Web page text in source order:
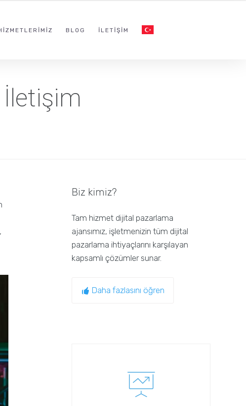
BLOG İLETIŞIM
İletişim
,
Biz kimiz?
Tam hizmet dijital pazarlama
ajansımız, işletmenizin tüm dijital
pazarlama ihtiyaçlarını karşılayan
kapsamlı çözümler sunar.
Daha fazlasını öğren